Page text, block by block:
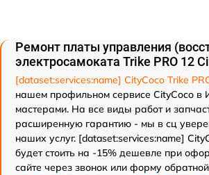
Ремонт платы управления
электросамоката Trike PRO 12
[dataset:services:name] CityCoco Trike
нашем профильном сервисе CityCoco в
мастерами. На все виды работ и
расширенную гарантию - мы в сц
наших услуг. [dataset:services:name]
будет стоить на -15% дешевле при
сайте через звонок или форму